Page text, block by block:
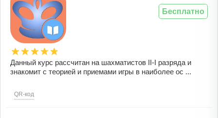
Данный курс рассчитан на шахматистов II-I разряда и
знакомит с теорией и приемами игры в наиболее ос ...
QR-код
Бесплатно